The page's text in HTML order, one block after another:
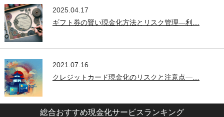
2025.04.17
ギフト券の賢い現金化方法とリスク管理—利…
2021.07.16
クレジットカード現金化のリスクと注意点—…
総合おすすめ現金化サービスランキング